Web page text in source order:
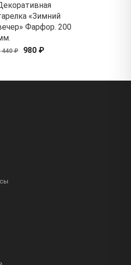
«Зимний
Фарфор. 200
440 ₽ 980 ₽